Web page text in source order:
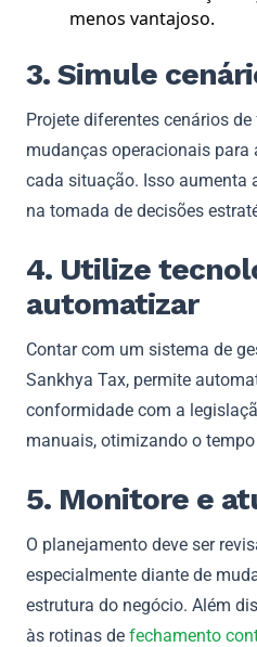
menos vantajoso.
3. Simule
Projete diferentes cenários
mudanças operacionais
cada situação. Isso aumenta
na tomada de decisões
4. Utilize
automatizar
Contar com um sistema de
Sankhya Tax, permite
conformidade com a
manuais, otimizando o
5. Monitore e
O planejamento deve ser
especialmente diante de
estrutura do negócio. Além
às rotinas de fechamento